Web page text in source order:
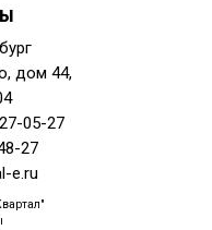
дом 44,
05-27
27
e.ru